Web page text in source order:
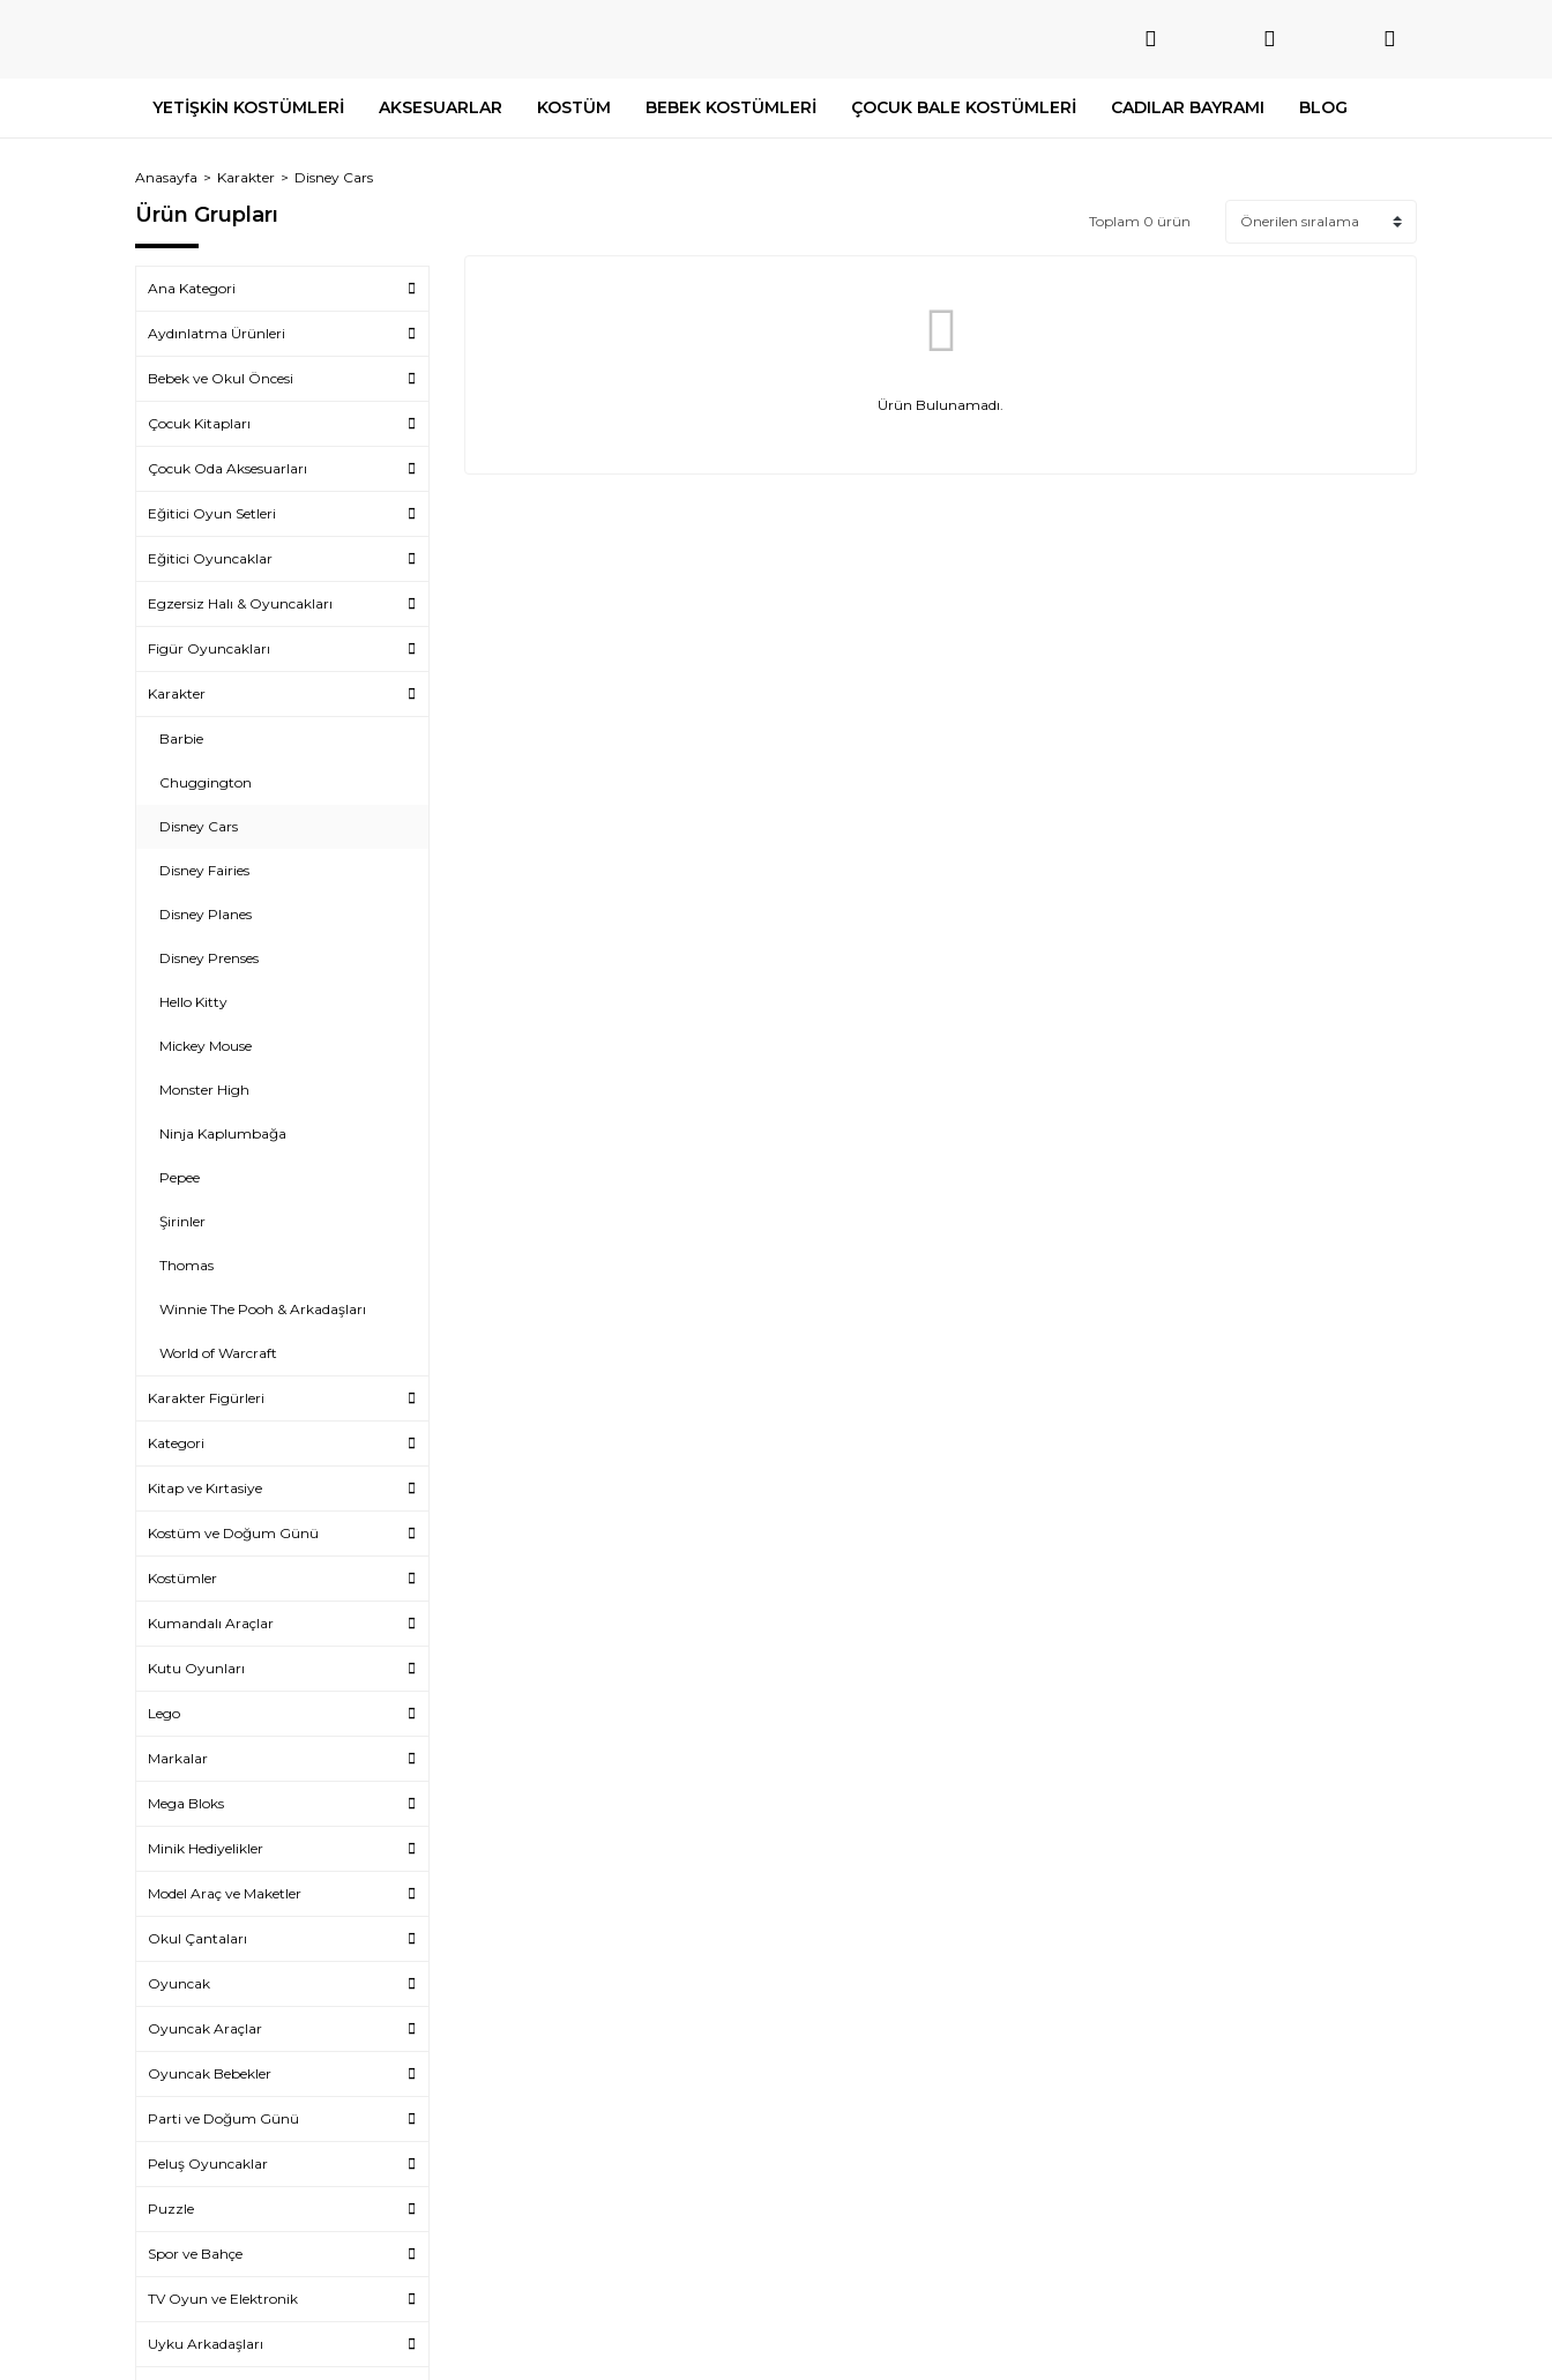
YETİŞKİN KOSTÜMLERİ AKSESUARLAR KOSTÜM BEBEK KOSTÜMLERİ ÇOCUK BALE KOSTÜMLERİ CADILAR BAYRAMI BLOG
Anasayfa Karakter Disney Cars
Ürün Grupları
Ana Kategori
Aydınlatma Ürünleri
Bebek ve Okul Öncesi
Çocuk Kitapları
Çocuk Oda Aksesuarları
Eğitici Oyun Setleri
Eğitici Oyuncaklar
Egzersiz Halı & Oyuncakları
Figür Oyuncakları
Karakter
Barbie
Chuggington
Disney Cars
Disney Fairies
Disney Planes
Disney Prenses
Hello Kitty
Mickey Mouse
Monster High
Ninja Kaplumbağa
Pepee
Şirinler
Thomas
Winnie The Pooh & Arkadaşları
World of Warcraft
Karakter Figürleri
Kategori
Kitap ve Kırtasiye
Kostüm ve Doğum Günü
Kostümler
Kumandalı Araçlar
Kutu Oyunları
Lego
Markalar
Mega Bloks
Minik Hediyelikler
Model Araç ve Maketler
Okul Çantaları
Oyuncak
Oyuncak Araçlar
Oyuncak Bebekler
Parti ve Doğum Günü
Peluş Oyuncaklar
Puzzle
Spor ve Bahçe
TV Oyun ve Elektronik
Uyku Arkadaşları
Toplam 0 ürün
Ürün Bulunamadı.